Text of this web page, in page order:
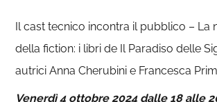
Il cast tecnico incontra il pubblico – La
della fiction: i libri de Il Paradiso delle
autrici Anna Cherubini e Francesca
Venerdì 4 ottobre 2024 dalle 18 alle